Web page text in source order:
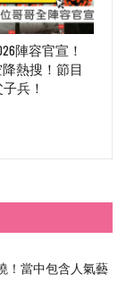
陣容官宣！
熱搜！節目
兵！
！當中包含人氣藝